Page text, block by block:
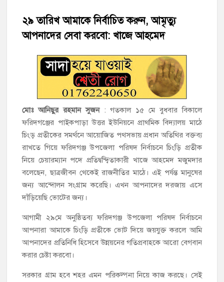
অভিভাবক সমাবেশ
হাজীগঞ্জে অস্বাস্থ্যকর পরিবেশে খাবার প্রস্তুত: ২ হোটেলকে ৪৫ হাজার
হাজীগঞ্জে ৬ বছরের শিশুকে ধর্ষণের অভিযোগে কেয়ারটেকার আটক
হাজীগঞ্জের রাজারগাঁও উবিতে জুলাই গণঅভ্যুত্থান দিবস পালন
হাজীগঞ্জ সরকারি মডেল পাইলট হাই স্কুল অ্যান্ড কলেজে ‘জুলাই
গণঅভ্যুত্থান দিবস’ পালিত
‘জনগণের ভোটে নির্বাচিত হয়ে ফরিদগঞ্জের উন্নয়নে কাজ করছি’ :
আলহাজ্ব এমএ হান্নান এমপি
নৌ পুলিশ ফাঁড়ির নাকের ডগায় কারেন্ট জালের দাপট, মতলবে প্রকাশ্যে
নিষিদ্ধ জাল মেরামত ও মাছ শিকার
২৯ তারিখ আমাকে নির্বাচিত করুন, আমৃত্যু
আপনাদের সেবা করবো: খাজে আহমেদ
মোঃ আনিছুর রহমান সুজন: গতকাল ১৫ মে বুধবার বিকালে
ফরিদগঞ্জের পাইকপাড়া উত্তর ইউনিয়নে প্রাথমিক বিদ্যালয় মাঠে
চিংড় প্রতীকের সমর্থনে আয়োজিত পথসভায় প্রধান অতিথির বক্তব্য
রাখতে গিয়ে ফরিদগঞ্জ উপজেলা পরিষদ নির্বাচনে চিংড়ি প্রতীক
নিয়ে চেয়ারম্যান পদে প্রতিদ্বন্দ্বিতাকারী খাজে আহমেদ মজুমদার
বলেছেন, ছাত্রজীবন থেকেই রাজনীতির মাঠে। এই পর্যন্ত মানুষের
জন্য আন্দোলন সংগ্রাম করেছি। এখন আপনাদের দরজায় এসে
দাঁড়িয়েছি ভোটের জন্য।
আগামী ২৯মে অনুষ্ঠিতব্য ফরিদগঞ্জ উপজেলা পরিষদ নির্বাচনে
আপনারা আমাকে চিংড়ি প্রতীকে ভোট দিয়ে জয়যুক্ত করলে আমি
আপনাদের প্রতিনিধি হিসেবে উন্নয়নের গতিপ্রবাহকে আরো বেগবান
করার চেষ্টা করবো।
সরকার গ্রাম হবে শহর এমন পরিকল্পনা নিয়ে কাজ করছে। সেই